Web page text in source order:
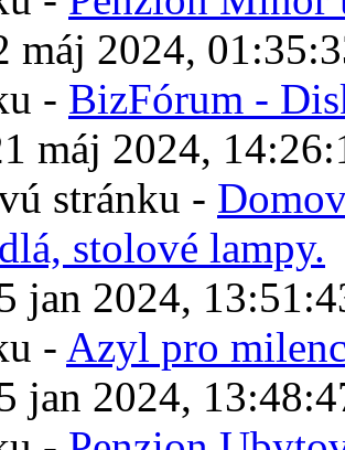
máj 2024,
- BizFórum -
máj 2024,
stránku -
stolové lampy.
jan 2024,
- Azyl pro
jan 2024,